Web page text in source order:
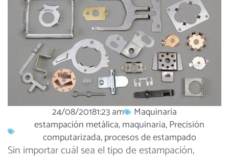
24/08/20181:23 am
Maquinaria
estampación metálica,maquinaria,Precisión
computarizada,procesos de estampado
Sin importar cuál sea el tipo de estampación,